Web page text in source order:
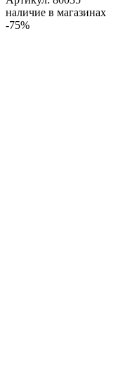
наличие в магазинах
-75%